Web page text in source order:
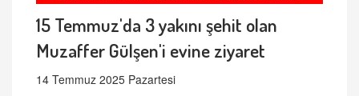
15 Temmuz'da 3 yakını şehit olan
Muzaffer Gülşen'i evine ziyaret
14 Temmuz 2025 Pazartesi